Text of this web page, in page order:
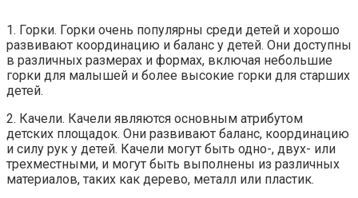
1. Горки. Горки очень популярны среди детей и хорошо
развивают координацию и баланс у детей. Они доступны
в различных размерах и формах, включая небольшие
горки для малышей и более высокие горки для старших
детей.
2. Качели. Качели являются основным атрибутом
детских площадок. Они развивают баланс, координацию
и силу рук у детей. Качели могут быть одно-, двух- или
трехместными, и могут быть выполнены из различных
материалов, таких как дерево, металл или пластик.